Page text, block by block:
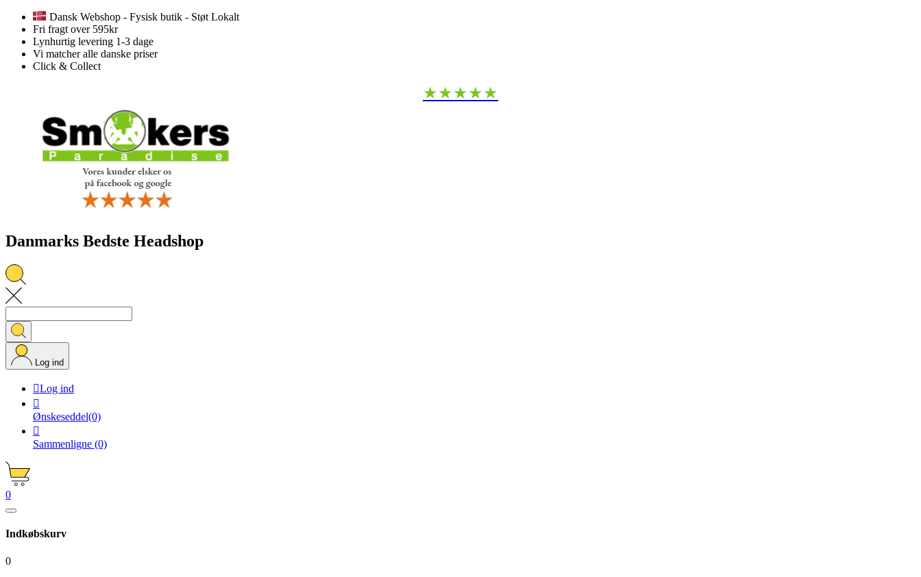
Dansk Webshop - Fysisk butik - Støt Lokalt
Fri fragt over 595kr
Lynhurtig levering 1-3 dage
Vi matcher alle danske priser
Click & Collect
★★★★★
Danmarks Bedste Headshop
Log ind
Log ind

Ønskeseddel(0)

Sammenligne (0)
0
Indkøbskurv
0